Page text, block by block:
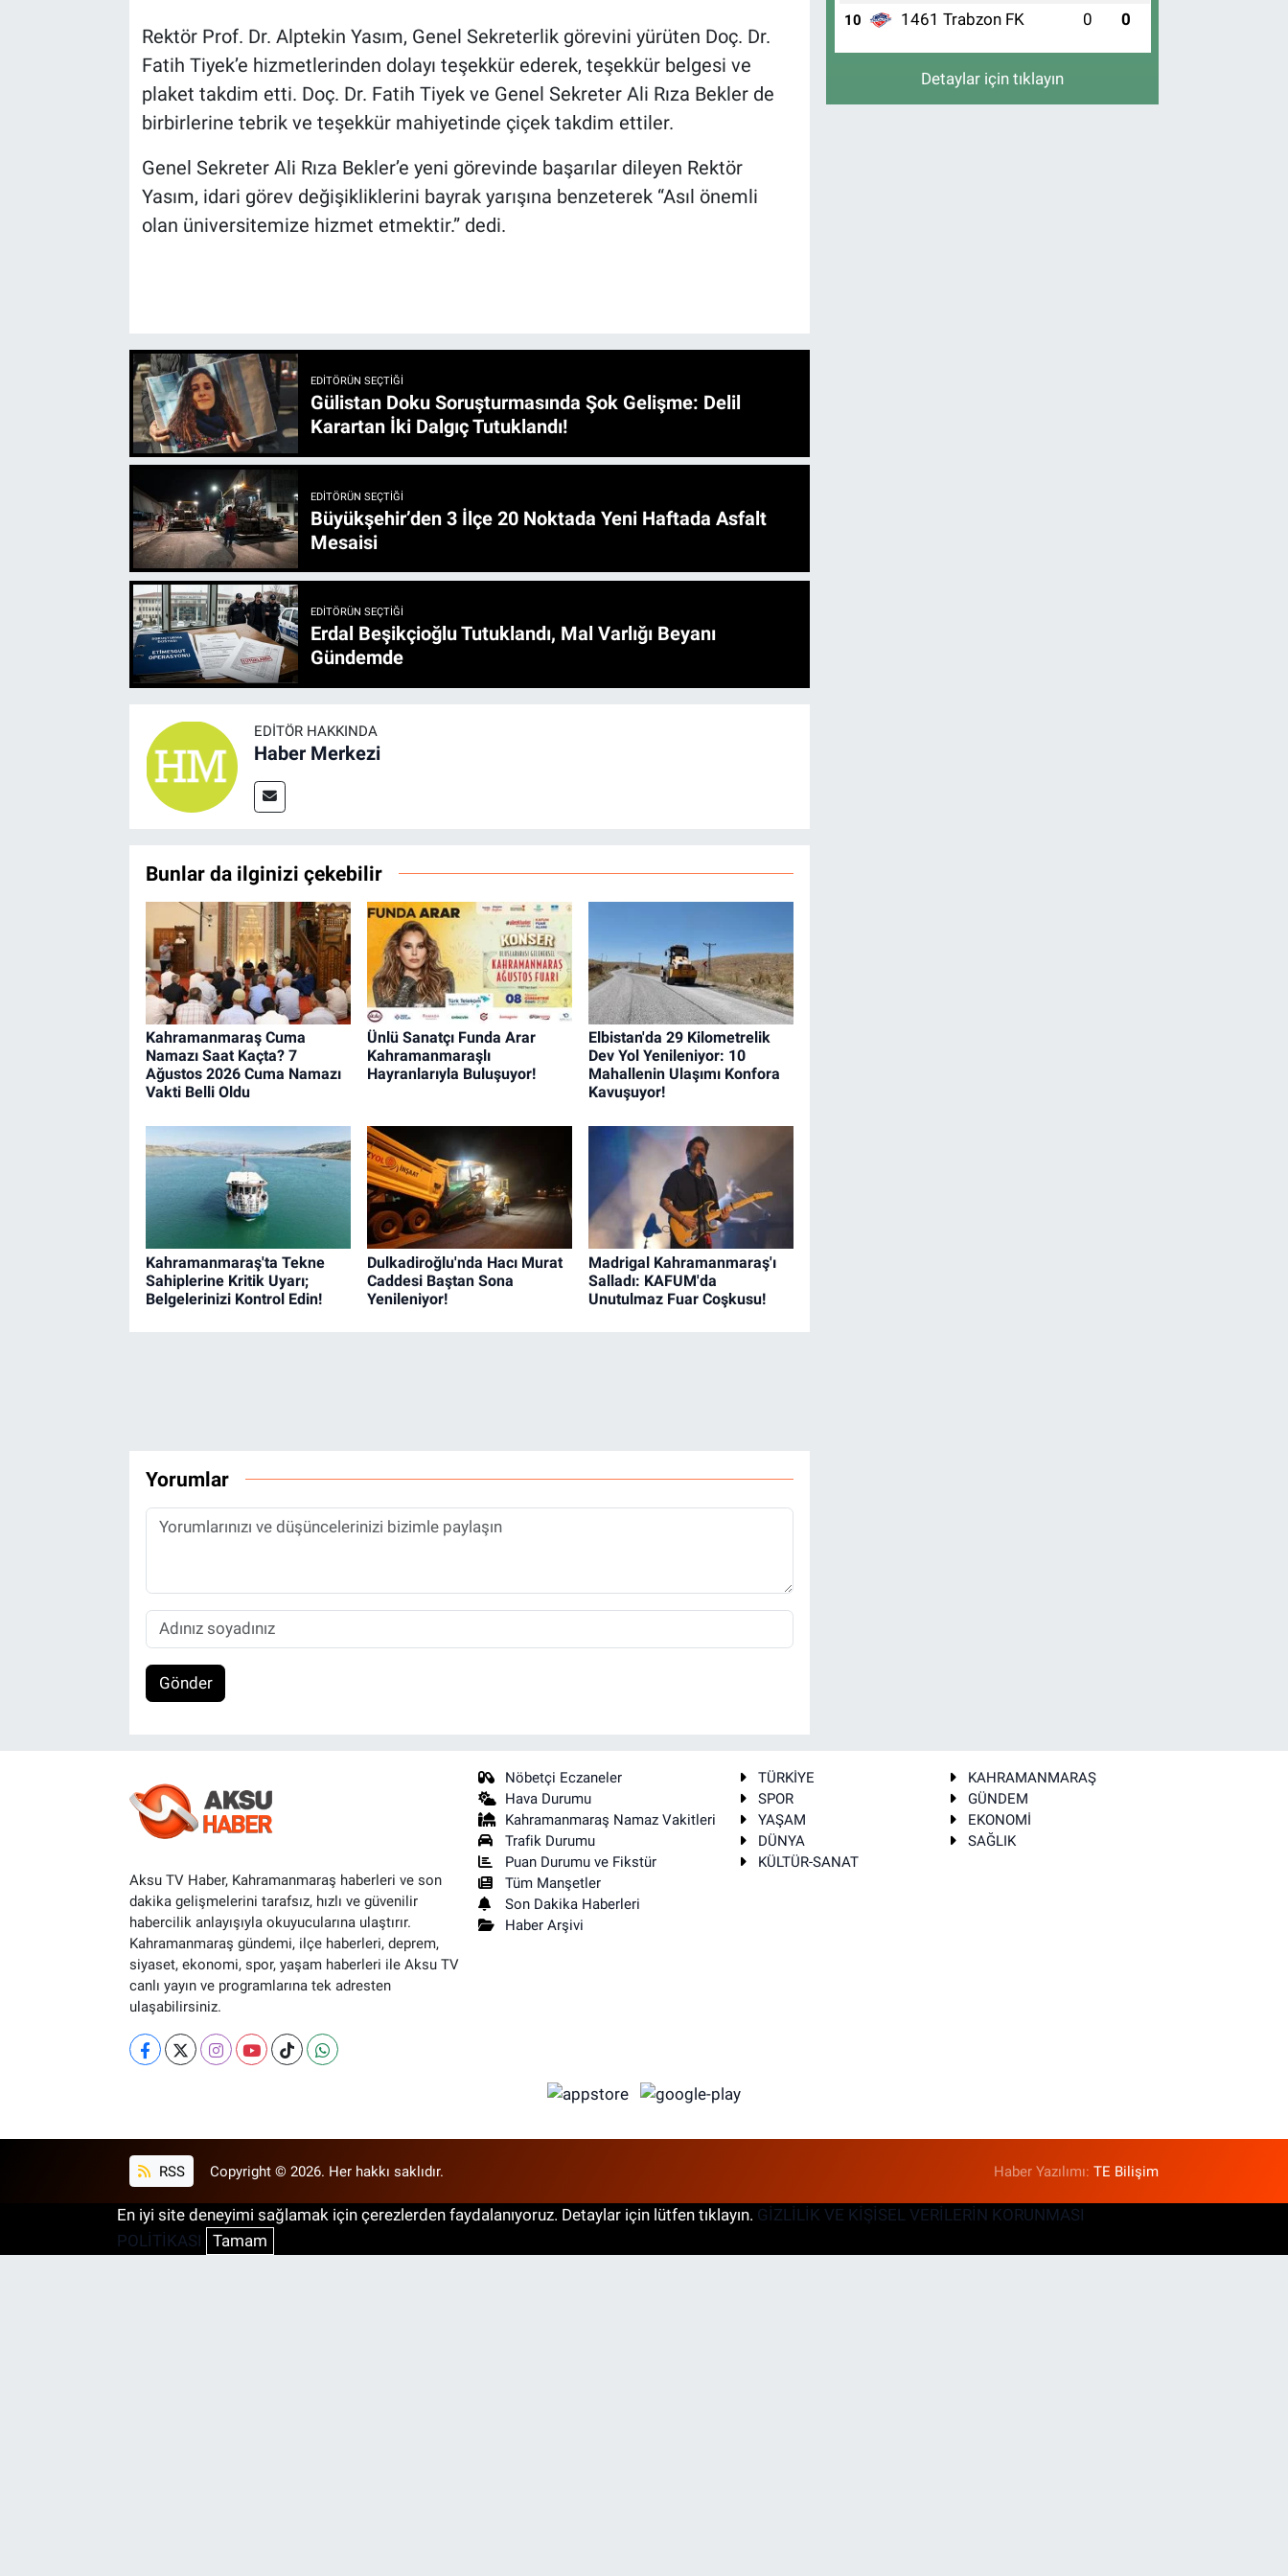
Rektör Prof. Dr. Alptekin Yasım, Genel Sekreterlik görevini yürüten Doç. Dr.
Fatih Tiyek’e hizmetlerinden dolayı teşekkür ederek, teşekkür belgesi ve
plaket takdim etti. Doç. Dr. Fatih Tiyek ve Genel Sekreter Ali Rıza Bekler de
birbirlerine tebrik ve teşekkür mahiyetinde çiçek takdim ettiler.
Genel Sekreter Ali Rıza Bekler’e yeni görevinde başarılar dileyen Rektör
Yasım, idari görev değişikliklerini bayrak yarışına benzeterek “Asıl önemli
olan üniversitemize hizmet etmektir.” dedi.
EDITÖRÜN SEÇTIĞI
Gülistan Doku Soruşturmasında Şok Gelişme: Delil
Karartan İki Dalgıç Tutuklandı!
EDITÖRÜN SEÇTIĞI
Büyükşehir’den 3 İlçe 20 Noktada Yeni Haftada Asfalt
Mesaisi
EDITÖRÜN SEÇTIĞI
Erdal Beşikçioğlu Tutuklandı, Mal Varlığı Beyanı
Gündemde
EDITÖR HAKKINDA
Haber Merkezi
Bunlar da ilginizi çekebilir
Kahramanmaraş Cuma
Namazı Saat Kaçta? 7
Ağustos 2026 Cuma Namazı
Vakti Belli Oldu
Ünlü Sanatçı Funda Arar
Kahramanmaraşlı
Hayranlarıyla Buluşuyor!
Elbistan'da 29 Kilometrelik
Dev Yol Yenileniyor: 10
Mahallenin Ulaşımı Konfora
Kavuşuyor!
Kahramanmaraş'ta Tekne
Sahiplerine Kritik Uyarı;
Belgelerinizi Kontrol Edin!
Dulkadiroğlu'nda Hacı Murat
Caddesi Baştan Sona
Yenileniyor!
Madrigal Kahramanmaraş'ı
Salladı: KAFUM'da
Unutulmaz Fuar Coşkusu!
Yorumlar
Gönder
10 1461 Trabzon FK 0 0
Detaylar için tıklayın
Aksu TV Haber, Kahramanmaraş haberleri ve son
dakika gelişmelerini tarafsız, hızlı ve güvenilir
habercilik anlayışıyla okuyucularına ulaştırır.
Kahramanmaraş gündemi, ilçe haberleri, deprem,
siyaset, ekonomi, spor, yaşam haberleri ile Aksu TV
canlı yayın ve programlarına tek adresten
ulaşabilirsiniz.
Nöbetçi Eczaneler
Hava Durumu
Kahramanmaraş Namaz Vakitleri
Trafik Durumu
Puan Durumu ve Fikstür
Tüm Manşetler
Son Dakika Haberleri
Haber Arşivi
TÜRKİYE
KAHRAMANMARAŞ
SPOR
GÜNDEM
YAŞAM
EKONOMİ
DÜNYA
SAĞLIK
KÜLTÜR-SANAT
RSS Copyright © 2026. Her hakkı saklıdır. Haber Yazılımı:TE Bilişim
En iyi site deneyimi sağlamak için çerezlerden faydalanıyoruz. Detaylar için lütfen tıklayın. GİZLİLİK VE KİŞİSEL VERİLERİN KORUNMASI
POLİTİKASI
Tamam